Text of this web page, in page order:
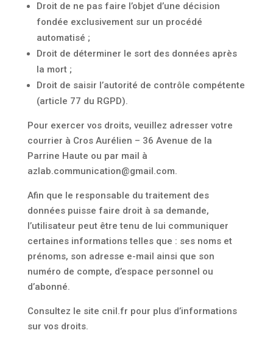
Droit de ne pas faire l’objet d’une décision
fondée exclusivement sur un procédé
automatisé ;
Droit de déterminer le sort des données après
la mort ;
Droit de saisir l’autorité de contrôle compétente
(article 77 du RGPD).
Pour exercer vos droits, veuillez adresser votre
courrier à Cros Aurélien – 36 Avenue de la
Parrine Haute ou par mail à
azlab.communication@gmail.com.
Afin que le responsable du traitement des
données puisse faire droit à sa demande,
l’utilisateur peut être tenu de lui communiquer
certaines informations telles que : ses noms et
prénoms, son adresse e-mail ainsi que son
numéro de compte, d’espace personnel ou
d’abonné.
Consultez le site cnil.fr pour plus d’informations
sur vos droits.